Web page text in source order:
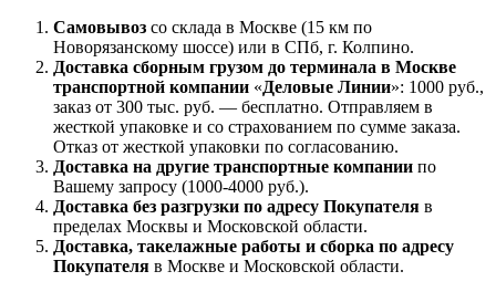
Самовывоз со склада в Москве (15 км по
Новорязанскому шоссе) или в СПб, г. Колпино.
Доставка сборным грузом до терминала в Москве
транспортной компании «Деловые Линии»: 1000 руб.,
заказ от 300 тыс. руб. — бесплатно. Отправляем в
жесткой упаковке и со страхованием по сумме заказа.
Отказ от жесткой упаковки по согласованию.
Доставка на другие транспортные компании по
Вашему запросу (1000-4000 руб.).
Доставка без разгрузки по адресу Покупателя в
пределах Москвы и Московской области.
Доставка, такелажные работы и сборка по адресу
Покупателя в Москве и Московской области.